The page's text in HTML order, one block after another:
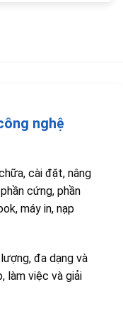
nghệ
cài đặt, nâng
cứng, phần
máy in, nạp
đa dạng và
làm việc và giải